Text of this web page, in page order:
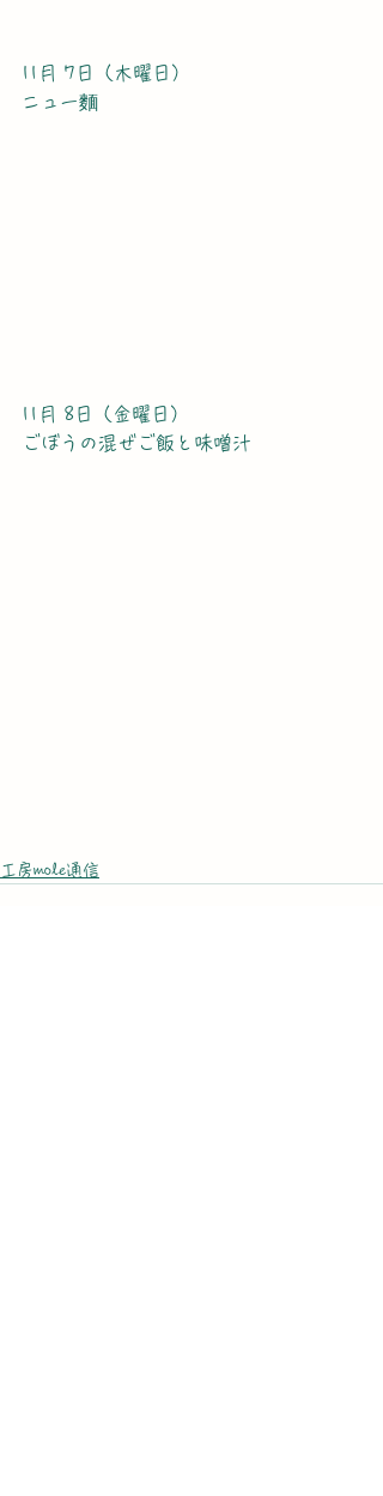
11月 7日（木曜日）
ニュー麵
11月 8日（金曜日）
ごぼうの混ぜご飯と味噌汁
工房mole通信